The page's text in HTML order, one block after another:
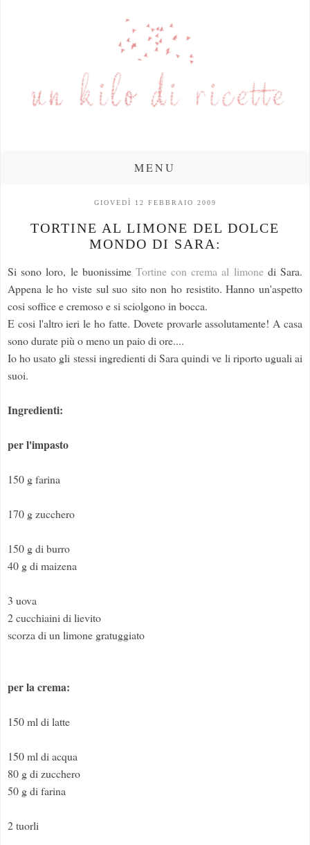
MENU
GIOVEDÌ 12 FEBBRAIO 2009
TORTINE AL LIMONE DEL DOLCE
MONDO DI SARA:
Si sono loro, le buonissime Tortine con crema al limonedi Sara.
Appena le ho viste sul suo sito non ho resistito. Hanno un'aspetto
cosi soffice e cremoso e si sciolgono in bocca.
E cosi l'altro ieri le ho fatte. Dovete provarle assolutamente! A casa
sono durate più o meno un paio di ore....
Io ho usato gli stessi ingredienti di Sara quindi ve li riporto uguali ai
suoi.
Ingredienti:
per l'impasto
150 g farina
170 g zucchero
150 g di burro
40 g di maizena
3 uova
2 cucchiaini di lievito
scorza di un limone gratuggiato
per la crema:
150 ml di latte
150 ml di acqua
80 g di zucchero
50 g di farina
2 tuorli